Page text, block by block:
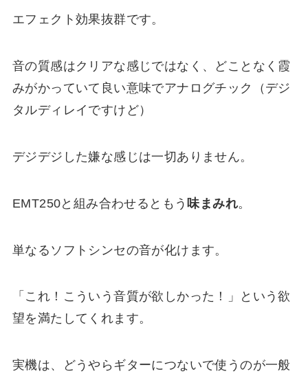
エフェクト効果抜群です。
音の質感はクリアな感じではなく、どことなく霞
みがかっていて良い意味でアナログチック（デジ
タルディレイですけど）
デジデジした嫌な感じは一切ありません。
EMT250と組み合わせるともう 味まみれ。
単なるソフトシンセの音が化けます。
「これ！こういう音質が欲しかった！」という欲
望を満たしてくれます。
実機は、どうやらギターにつないで使うのが一般